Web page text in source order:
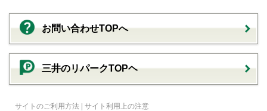
お問い合わせTOPへ
三井のリパークTOPヘ
サイトのご利用方法 | サイト利用上の注意